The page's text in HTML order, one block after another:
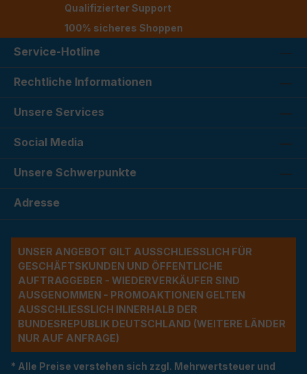
Qualifizierter Support
100% sicheres Shoppen
Service-Hotline
Rechtliche Informationen
Unsere Services
Social Media
Unsere Schwerpunkte
Adresse
UNSER ANGEBOT GILT AUSSCHLIESSLICH FÜR G
ESCHÄFTSKUNDEN UND ÖFFENTLICHE A
UFTRAGGEBER - WIEDERVERKÄUFER SIND A
USGENOMMEN - PROMOAKTIONEN GELTEN A
USSCHLIESSLICH INNERHALB DER BU
NDESREPUBLIK DEUTSCHLAND (WEITERE LÄNDER NU
R AUF ANFRAGE)
* Alle Preise verstehen sich zzgl. Mehrwertsteuer und